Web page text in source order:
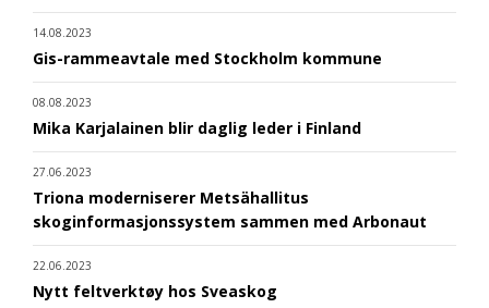
14.08.2023
Gis-rammeavtale med Stockholm kommune
08.08.2023
Mika Karjalainen blir daglig leder i Finland
27.06.2023
Triona moderniserer Metsähallitus
skoginformasjonssystem sammen med Arbonaut
22.06.2023
Nytt feltverktøy hos Sveaskog